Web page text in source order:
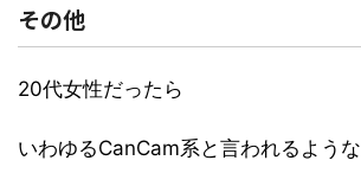
その他
20代女性だったら
いわゆるCanCam系と言われるような